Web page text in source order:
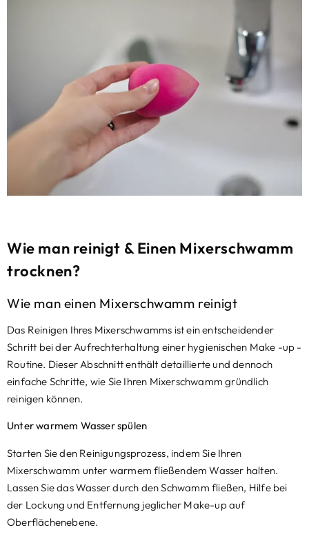
Wie man reinigt & Einen Mixerschwamm
trocknen?
Wie man einen Mixerschwamm reinigt
Das Reinigen Ihres Mixerschwamms ist ein entscheidender
Schritt bei der Aufrechterhaltung einer hygienischen Make -up -
Routine. Dieser Abschnitt enthält detaillierte und dennoch
einfache Schritte, wie Sie Ihren Mixerschwamm gründlich
reinigen können.
Unter warmem Wasser spülen
Starten Sie den Reinigungsprozess, indem Sie Ihren
Mixerschwamm unter warmem fließendem Wasser halten.
Lassen Sie das Wasser durch den Schwamm fließen, Hilfe bei
der Lockung und Entfernung jeglicher Make-up auf
Oberflächenebene.